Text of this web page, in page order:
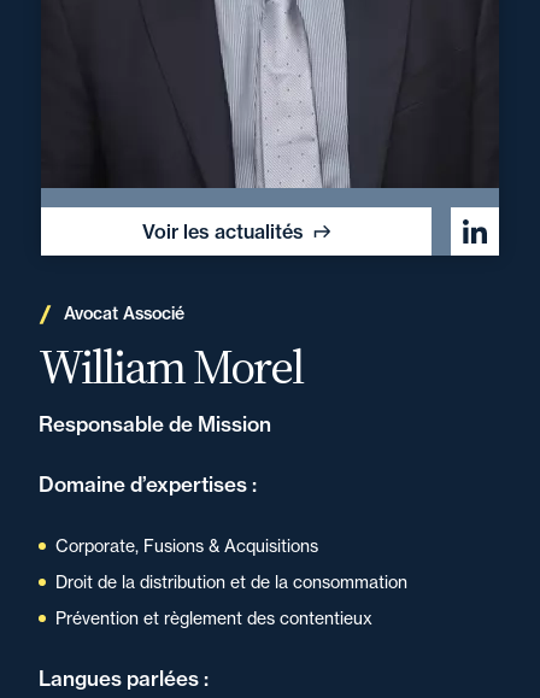
Voir les actualités
Avocat Associé
William Morel
Responsable de Mission
Domaine d’expertises :
Corporate, Fusions & Acquisitions
Droit de la distribution et de la consommation
Prévention et règlement des contentieux
Langues parlées :